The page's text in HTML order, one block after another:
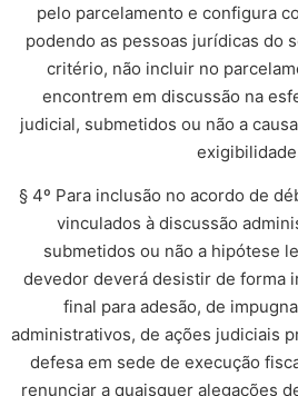
pelo parcelamento e configura
podendo as pessoas jurídicas do
critério, não incluir no
encontrem em discussão na
judicial, submetidos ou não a
§ 4º Para inclusão no acordo de
vinculados à discussão
submetidos ou não a hipótese
devedor deverá desistir de forma
final para adesão, de
administrativos, de ações judiciais
defesa em sede de execução
renunciar a quaisquer alegações